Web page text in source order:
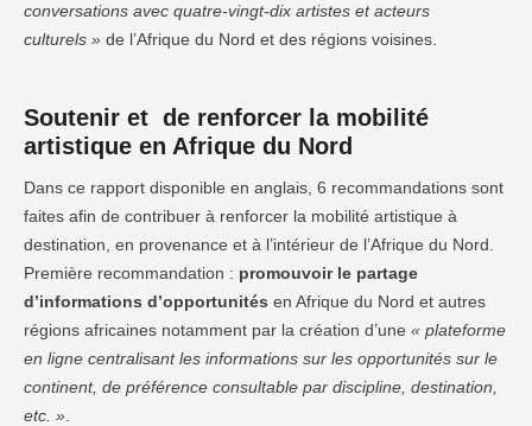
conversations avec quatre-vingt-dix artistes et acteurs
culturels » de l’Afrique du Nord et des régions voisines.
Soutenir et de renforcer la mobilité
artistique en Afrique du Nord
Dans ce rapport disponible en anglais, 6 recommandations sont
faites afin de contribuer à renforcer la mobilité artistique à
destination, en provenance et à l’intérieur de l’Afrique du Nord.
Première recommandation : promouvoir le partage
d’informations d’opportunités en Afrique du Nord et autres
régions africaines notamment par la création d’une « plateforme
en ligne centralisant les informations sur les opportunités sur le
continent, de préférence consultable par discipline, destination,
etc. »